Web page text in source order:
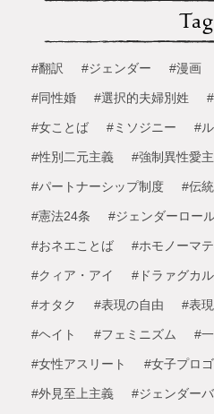
#翻訳 #ジェンダー #漫画
#同性婚 #選択的夫婦別姓
#女ことば #ミソジニー #
#性別二元主義 #強制異性愛
#パートナーシップ制度 #伝
#憲法24条 #ジェンダーロー
#おネエことば #ホモノーマ
#クィア・アイ #ドラァグカ
#オタク #表現の自由 #表
#ヘイト #フェミニズム #
#女性アスリート #女子プロ
#外見至上主義 #ジェンダー